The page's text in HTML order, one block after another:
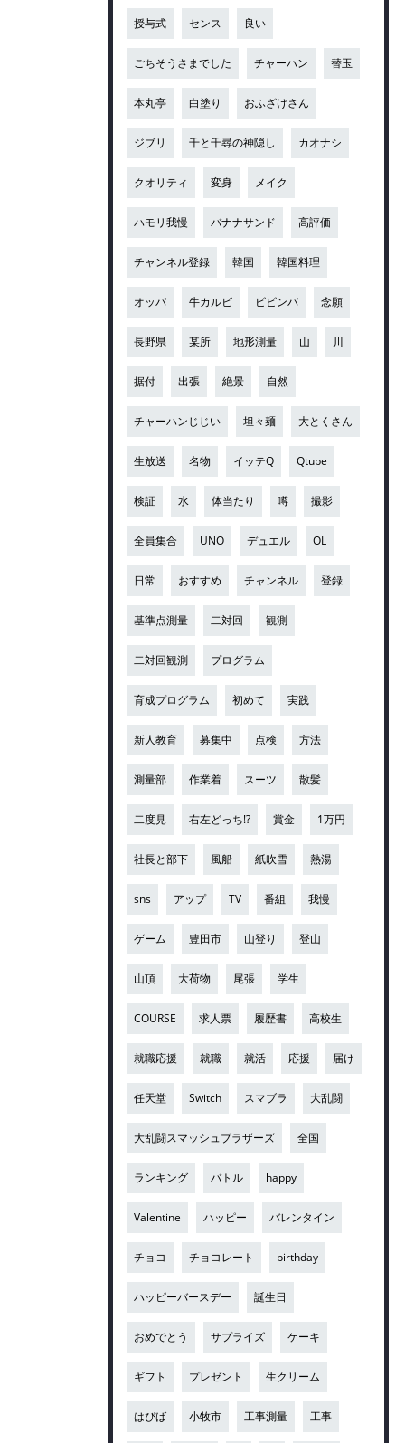
授与式 センス 良い
ごちそうさまでした チャーハン 替玉
本丸亭 白塗り おふざけさん
ジブリ 千と千尋の神隠し カオナシ
クオリティ 変身 メイク
ハモリ我慢 バナナサンド 高評価
チャンネル登録 韓国 韓国料理
オッパ 牛カルビ ビビンバ 念願
長野県 某所 地形測量 山 川
据付 出張 絶景 自然
チャーハンじじい 坦々麺 大とくさん
生放送 名物 イッテQ Qtube
検証 水 体当たり 噂 撮影
全員集合 UNO デュエル OL
日常 おすすめ チャンネル 登録
基準点測量 二対回 観測
二対回観測 プログラム
育成プログラム 初めて 実践
新人教育 募集中 点検 方法
測量部 作業着 スーツ 散髪
二度見 右左どっち!? 賞金 1万円
社長と部下 風船 紙吹雪 熱湯
sns アップ TV 番組 我慢
ゲーム 豊田市 山登り 登山
山頂 大荷物 尾張 学生
COURSE 求人票 履歴書 高校生
就職応援 就職 就活 応援 届け
任天堂 Switch スマブラ 大乱闘
大乱闘スマッシュブラザーズ 全国
ランキング バトル happy
Valentine ハッピー バレンタイン
チョコ チョコレート birthday
ハッピーバースデー 誕生日
おめでとう サプライズ ケーキ
ギフト プレゼント 生クリーム
はぴば 小牧市 工事測量 工事